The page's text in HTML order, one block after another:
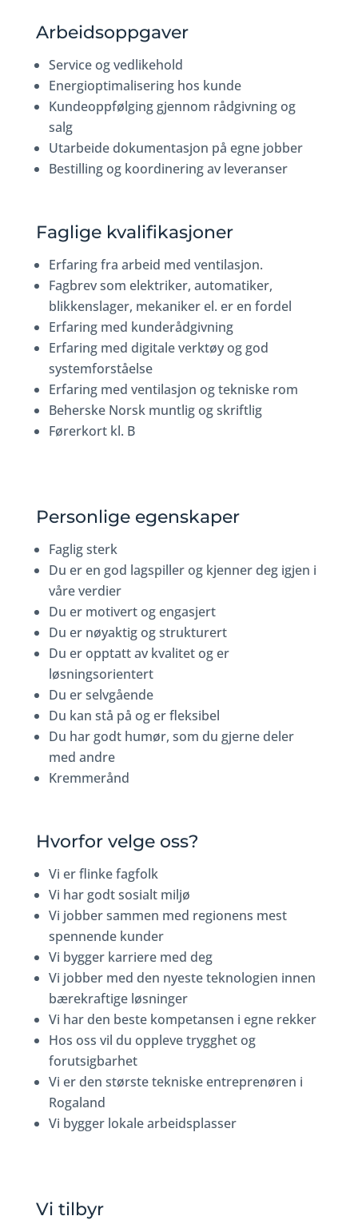
Arbeidsoppgaver
Service og vedlikehold
Energioptimalisering hos kunde
Kundeoppfølging gjennom rådgivning og
salg
Utarbeide dokumentasjon på egne jobber
Bestilling og koordinering av leveranser
Faglige kvalifikasjoner
Erfaring fra arbeid med ventilasjon.
Fagbrev som elektriker, automatiker,
blikkenslager, mekaniker el. er en fordel
Erfaring med kunderådgivning
Erfaring med digitale verktøy og god
systemforståelse
Erfaring med ventilasjon og tekniske rom
Beherske Norsk muntlig og skriftlig
Førerkort kl. B
Personlige egenskaper
Faglig sterk
Du er en god lagspiller og kjenner deg igjen i
våre verdier
Du er motivert og engasjert
Du er nøyaktig og strukturert
Du er opptatt av kvalitet og er
løsningsorientert
Du er selvgående
Du kan stå på og er fleksibel
Du har godt humør, som du gjerne deler
med andre
Kremmerånd
Hvorfor velge oss?
Vi er flinke fagfolk
Vi har godt sosialt miljø
Vi jobber sammen med regionens mest
spennende kunder
Vi bygger karriere med deg
Vi jobber med den nyeste teknologien innen
bærekraftige løsninger
Vi har den beste kompetansen i egne rekker
Hos oss vil du oppleve trygghet og
forutsigbarhet
Vi er den største tekniske entreprenøren i
Rogaland
Vi bygger lokale arbeidsplasser
Vi tilbyr